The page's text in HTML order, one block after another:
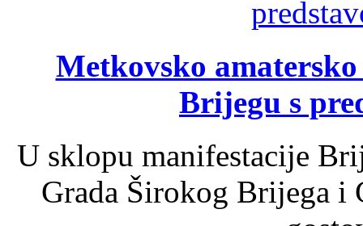
Metkovsko
Brijegu s
U sklopu manifestacije
Grada Širokog Brijega